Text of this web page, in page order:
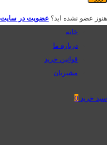
هنوز عضو نشده اید؟ عضویت در سایت
خانه
درباره ما
قوانین خرید
مشتریان
سبد خرید 0